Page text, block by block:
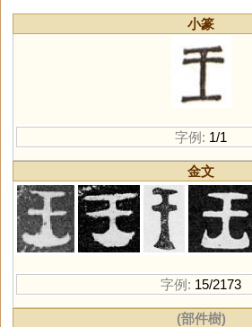
小篆
字例: 1/1
金文
字例: 15/2173
(部件樹)